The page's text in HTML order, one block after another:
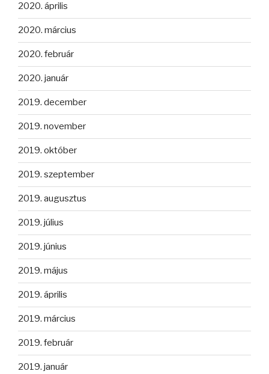
2020. április
2020. március
2020. február
2020. január
2019. december
2019. november
2019. október
2019. szeptember
2019. augusztus
2019. július
2019. június
2019. május
2019. április
2019. március
2019. február
2019. január